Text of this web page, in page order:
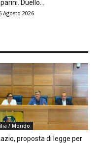
Duello...
Agosto 2026
/ Mondo
proposta di legge per